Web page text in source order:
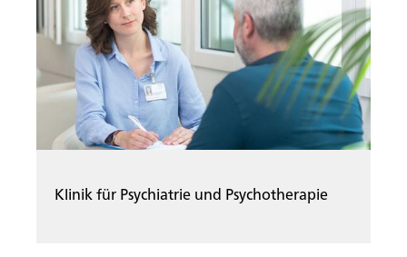
Klinik für Psychiatrie und Psychotherapie